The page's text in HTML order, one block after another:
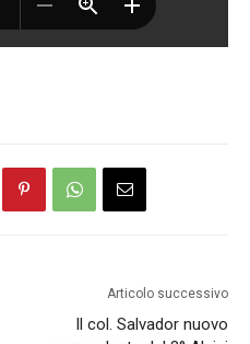
Articolo successivo
Il col. Salvador nuovo